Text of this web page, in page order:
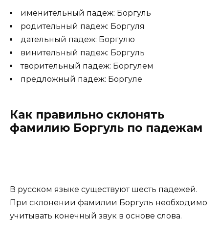
именительный падеж: Боргуль
родительный падеж: Боргуля
дательный падеж: Боргулю
винительный падеж: Боргуль
творительный падеж: Боргулем
предложный падеж: Боргуле
Как правильно склонять
фамилию Боргуль по падежам
В русском языке существуют шесть падежей.
При склонении фамилии Боргуль необходимо
учитывать конечный звук в основе слова.